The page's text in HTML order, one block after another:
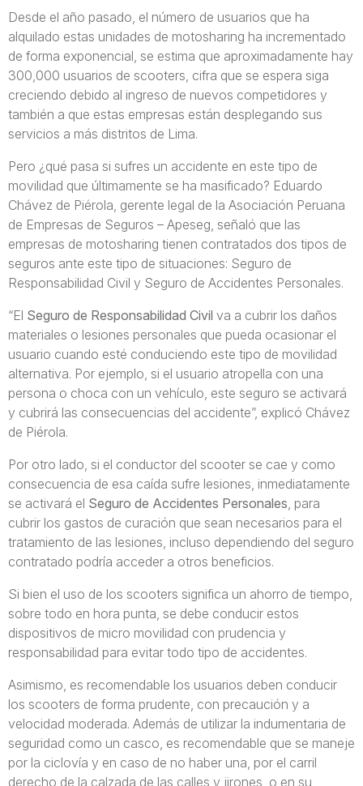
Desde el año pasado, el número de usuarios que ha
alquilado estas unidades de motosharing ha incrementado
de forma exponencial, se estima que aproximadamente hay
300,000 usuarios de scooters, cifra que se espera siga
creciendo debido al ingreso de nuevos competidores y
también a que estas empresas están desplegando sus
servicios a más distritos de Lima.
Pero ¿qué pasa si sufres un accidente en este tipo de
movilidad que últimamente se ha masificado? Eduardo
Chávez de Piérola, gerente legal de la Asociación Peruana
de Empresas de Seguros – Apeseg, señaló que las
empresas de motosharing tienen contratados dos tipos de
seguros ante este tipo de situaciones: Seguro de
Responsabilidad Civil y Seguro de Accidentes Personales.
“El Seguro de Responsabilidad Civil va a cubrir los daños
materiales o lesiones personales que pueda ocasionar el
usuario cuando esté conduciendo este tipo de movilidad
alternativa. Por ejemplo, si el usuario atropella con una
persona o choca con un vehículo, este seguro se activará
y cubrirá las consecuencias del accidente”, explicó Chávez
de Piérola.
Por otro lado, si el conductor del scooter se cae y como
consecuencia de esa caída sufre lesiones, inmediatamente
se activará el Seguro de Accidentes Personales, para
cubrir los gastos de curación que sean necesarios para el
tratamiento de las lesiones, incluso dependiendo del seguro
contratado podría acceder a otros beneficios.
Si bien el uso de los scooters significa un ahorro de tiempo,
sobre todo en hora punta, se debe conducir estos
dispositivos de micro movilidad con prudencia y
responsabilidad para evitar todo tipo de accidentes.
Asimismo, es recomendable los usuarios deben conducir
los scooters de forma prudente, con precaución y a
velocidad moderada. Además de utilizar la indumentaria de
seguridad como un casco, es recomendable que se maneje
por la ciclovía y en caso de no haber una, por el carril
derecho de la calzada de las calles y jirones, o en su